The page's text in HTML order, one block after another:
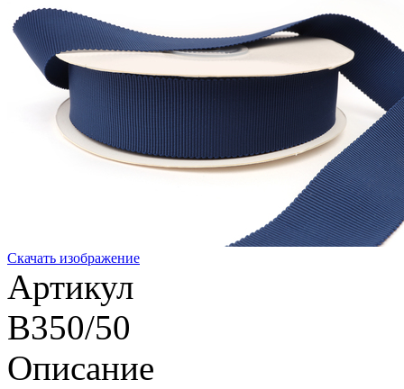
Скачать изображение
Артикул
B350/50
Описание